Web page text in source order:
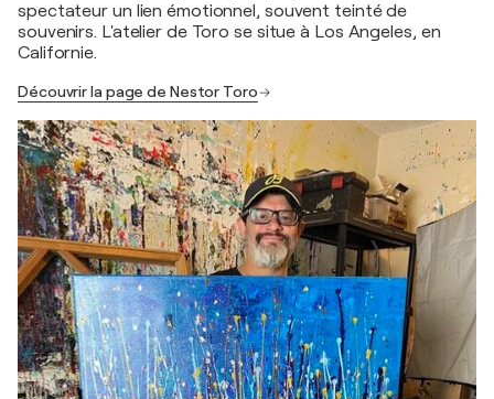
spectateur un lien émotionnel, souvent teinté de
souvenirs. L'atelier de Toro se situe à Los Angeles, en
Californie.
Découvrir la page de Nestor Toro